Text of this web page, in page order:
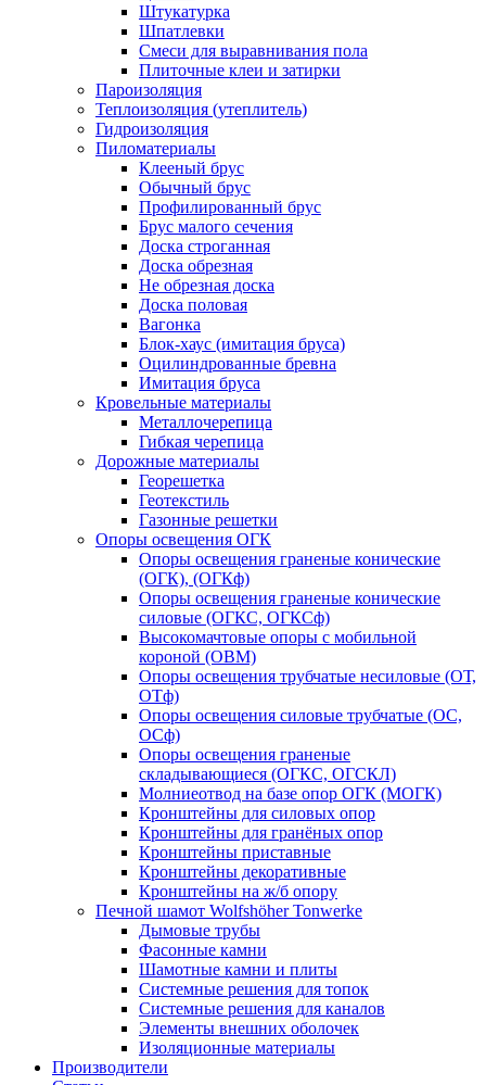
Штукатурка
Шпатлевки
Смеси для выравнивания пола
Плиточные клеи и затирки
Пароизоляция
Теплоизоляция (утеплитель)
Гидроизоляция
Пиломатериалы
Клееный брус
Обычный брус
Профилированный брус
Брус малого сечения
Доска строганная
Доска обрезная
Не обрезная доска
Доска половая
Вагонка
Блок-хаус (имитация бруса)
Оцилиндрованные бревна
Имитация бруса
Кровельные материалы
Металлочерепица
Гибкая черепица
Дорожные материалы
Георешетка
Геотекстиль
Газонные решетки
Опоры освещения ОГК
Опоры освещения граненые конические
(ОГК), (ОГКф)
Опоры освещения граненые конические
силовые (ОГКС, ОГКСф)
Высокомачтовые опоры с мобильной
короной (ОВМ)
Опоры освещения трубчатые несиловые (ОТ,
ОТф)
Опоры освещения силовые трубчатые (ОС,
ОСф)
Опоры освещения граненые
складывающиеся (ОГКС, ОГСКЛ)
Молниеотвод на базе опор ОГК (МОГК)
Кронштейны для силовых опор
Кронштейны для гранёных опор
Кронштейны приставные
Кронштейны декоративные
Кронштейны на ж/б опору
Печной шамот Wolfshöher Tonwerke
Дымовые трубы
Фасонные камни
Шамотные камни и плиты
Системные решения для топок
Системные решения для каналов
Элементы внешних оболочек
Изоляционные материалы
Производители